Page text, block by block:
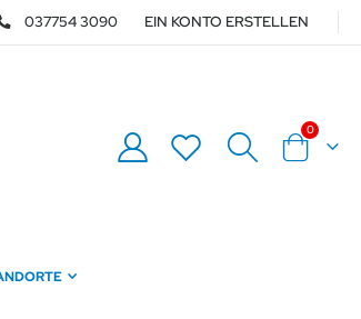
037754 3090 EIN KONTO ERSTELLEN
Warenkorb
0Artikel